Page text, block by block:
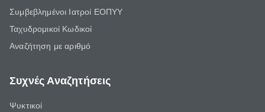
Συμβεβλημένοι Ιατροί ΕΟΠΥΥ
Ταχυδρομικοί Κωδικοί
Αναζήτηση με αριθμό
Συχνές Αναζητήσεις
Ψυκτικοί